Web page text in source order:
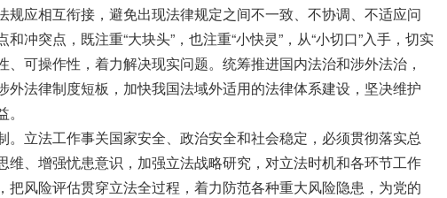
规应相互衔接，避免出现法律规定之间不一致、不协调、不适应问
冲突点，既注重“大块头”，也注重“小快灵”，从“小切口”入手，切实
、可操作性，着力解决现实问题。统筹推进国内法治和涉外法治，
外法律制度短板，加快我国法域外适用的法律体系建设，坚决维护
。立法工作事关国家安全、政治安全和社会稳定，必须贯彻落实总
维、增强忧患意识，加强立法战略研究，对立法时机和各环节工作
把风险评估贯穿立法全过程，着力防范各种重大风险隐患，为党的